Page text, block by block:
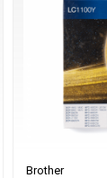
Brother